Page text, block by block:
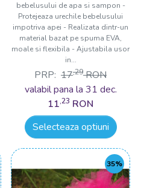
bebelusului de apa si sampon -
Protejeaza urechile bebelusului
impotriva apei - Realizata dintr-un
material bazat pe spuma EVA,
moale si flexibila - Ajustabila usor
in...
PRP: 17,29 RON
valabil pana la 31 dec.
11,23 RON
Selecteaza optiuni
35%